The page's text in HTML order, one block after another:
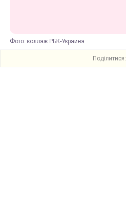
Фото: коллаж РБК-Украина
Поділитися: